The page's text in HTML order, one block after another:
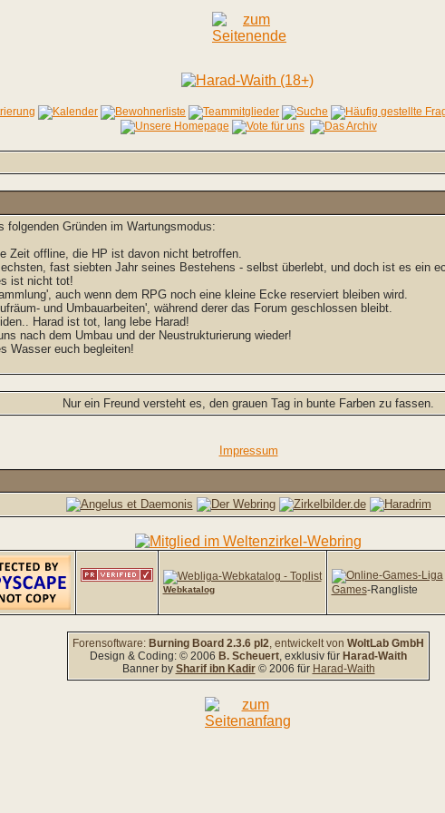
Gründen im Wartungsmodus:
Zeit offline, die HP ist davon nicht betroffen.
fast siebten Jahr seines Bestehens - selbst überlebt, und doch ist es ein
ist nicht tot!
auch wenn dem RPG noch eine kleine Ecke reserviert bleiben wird.
und Umbauarbeiten', während derer das Forum geschlossen bleibt.
Harad ist tot, lang lebe Harad!
nach dem Umbau und der Neustrukturierung wieder!
Wasser euch begleiten!
Nur ein Freund versteht es, den grauen Tag in bunte Farben zu fassen.
Impressum
Webkatalog Games-Rangliste
Forensoftware: Burning Board 2.3.6 pl2, entwickelt von WoltLab GmbH
Design & Coding: © 2006 B. Scheuert, exklusiv für Harad-Waith
Banner by Sharif ibn Kadir© 2006 für Harad-Waith